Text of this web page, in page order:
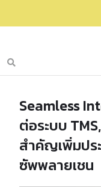
Seamless
ต่อระบบ
สำคัญเพิ่มปร
ซัพพลายเชน